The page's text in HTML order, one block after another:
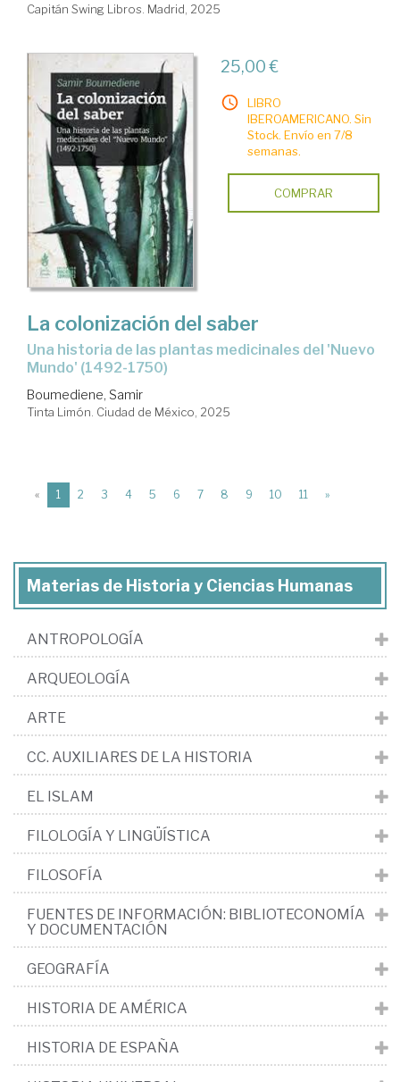
Capitán Swing Libros. Madrid, 2025
25,00 €
LIBRO
IBEROAMERICANO. Sin
Stock. Envío en 7/8
semanas.
COMPRAR
La colonización del saber
Una historia de las plantas medicinales del 'Nuevo
Mundo' (1492-1750)
Boumediene, Samir
Tinta Limón. Ciudad de México, 2025
« 1 (current)
2 3 4 5 6 7 8 9 10 11 »
Materias de Historia y Ciencias Humanas
ANTROPOLOGÍA
ARQUEOLOGÍA
ARTE
CC. AUXILIARES DE LA HISTORIA
EL ISLAM
FILOLOGÍA Y LINGÜÍSTICA
FILOSOFÍA
FUENTES DE INFORMACIÓN: BIBLIOTECONOMÍA
Y DOCUMENTACIÓN
GEOGRAFÍA
HISTORIA DE AMÉRICA
HISTORIA DE ESPAÑA